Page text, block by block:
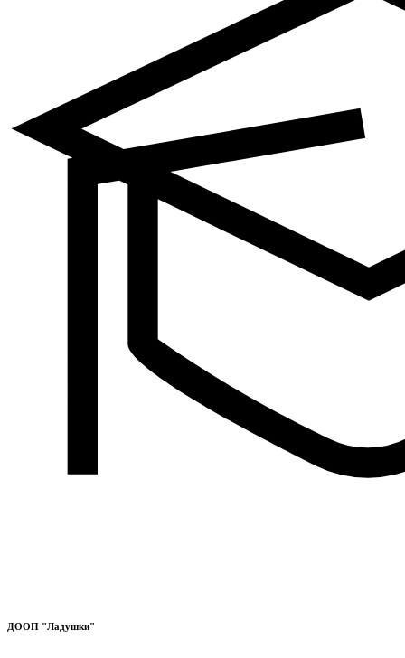
ДООП "Ладушки"